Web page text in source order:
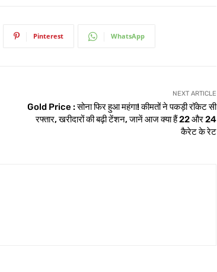
Pinterest WhatsApp
NEXT ARTICLE
Gold Price : सोना फिर हुआ महंगा! कीमतों ने पकड़ी रॉकेट सी
रफ्तार, खरीदारों की बढ़ी टेंशन, जानें आज क्या हैं 22 और 24
कैरेट के रेट